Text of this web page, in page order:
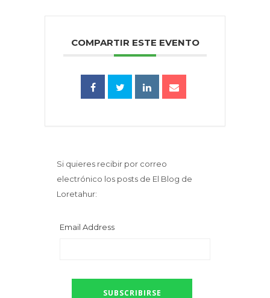
COMPARTIR ESTE EVENTO
Si quieres recibir por correo
electrónico los posts de El Blog de
Loretahur:
Email Address